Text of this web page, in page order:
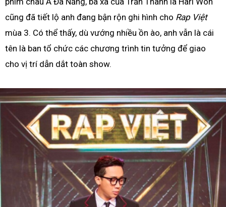
cũng đã tiết lộ anh đang bận rộn ghi hình cho Rap Việt
mùa 3. Có thể thấy, dù vướng nhiều ồn ào, anh vẫn là cái
tên là ban tổ chức các chương trình tin tưởng để giao
cho vị trí dẫn dắt toàn show.